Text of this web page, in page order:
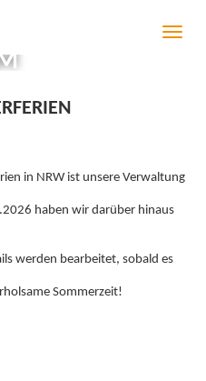
T
i
a
o
in NRW ist unsere Verwaltung
haben wir darüber hinaus
werden bearbeitet, sobald es
Sommerzeit!